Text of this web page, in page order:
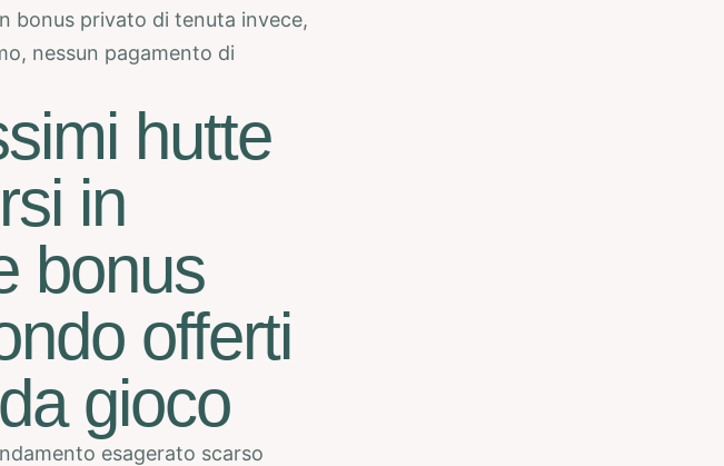
bonus privato di tenuta invece,
nessun pagamento di
hutte
in
bonus
offerti
gioco
esagerato scarso